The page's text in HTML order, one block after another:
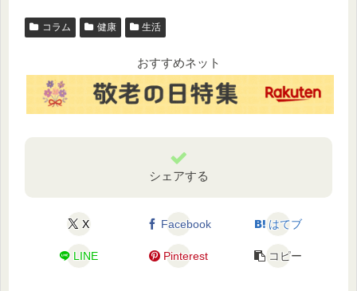
コラム 健康 生活
おすすめネット
シェアする
X Facebook はてブ
LINE Pinterest コピー